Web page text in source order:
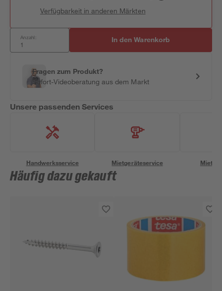
Verfügbarkeit in anderen Märkten
Anzahl: In den Warenkorb
Fragen zum Produkt?
Sofort-Videoberatung aus dem Markt
Unsere passenden Services
Handwerksservice Mietgeräteservice
Häufig dazu gekauft